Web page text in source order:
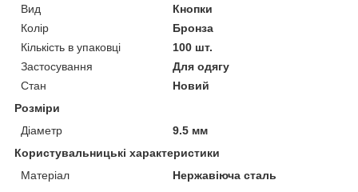
Вид
Кнопки
Колір
Бронза
Кількість в упаковці
100 шт.
Застосування
Для одягу
Стан
Новий
Розміри
Діаметр
9.5 мм
Користувальницькі характеристики
Матеріал
Нержавіюча сталь